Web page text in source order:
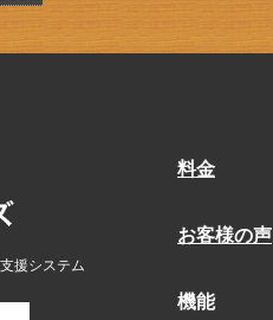
援システム
料金
お客様の声
機能